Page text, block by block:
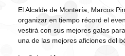
El Alcalde de Montería, Marcos
organizar en tiempo récord el
vestirá con sus mejores galas
una de las mejores aficiones del